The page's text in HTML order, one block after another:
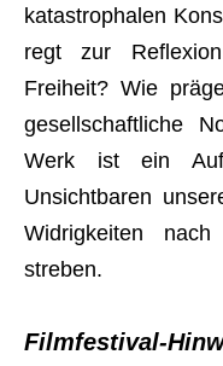
katastrophalen
regt zur
Freiheit? Wie
gesellschaftliche
Werk ist ein
Unsichtbaren
Widrigkeiten
streben.
Filmfestival-